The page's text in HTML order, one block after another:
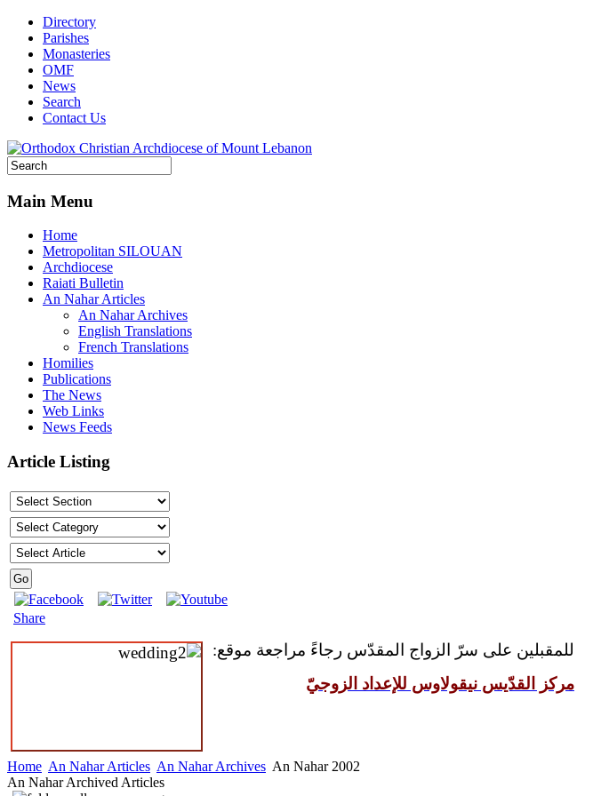
Directory
Parishes
Monasteries
OMF
News
Search
Contact Us
Main Menu
Home
Metropolitan SILOUAN
Archdiocese
Raiati Bulletin
An Nahar Articles
An Nahar Archives
English Translations
French Translations
Homilies
Publications
The News
Web Links
News Feeds
Article Listing
Share
للمقبلين على سرّ الزواج المقدّس رجاءً مراجعة موقع:
مركز القدّيس نيقولاوس للإعداد الزوجيّ
Home An Nahar Articles An Nahar Archives An Nahar 2002
An Nahar Archived Articles